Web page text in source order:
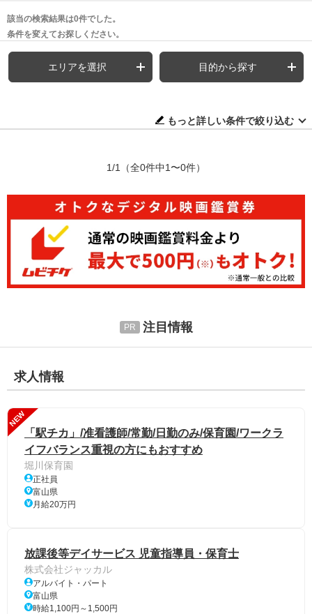
該当の検索結果は0件でした。
条件を変えてお探しください。
エリアを選択 目的から探す
もっと詳しい条件で絞り込む
1/1 （全0件中1〜0件）
注目情報
求人情報
NEW
「駅チカ」/准看護師/常勤/日勤のみ/保育園/ワークラ
イフバランス重視の方にもおすすめ
堀川保育園
正社員
富山県
月給20万円
放課後等デイサービス 児童指導員・保育士
株式会社ジャッカル
アルバイト・パート
富山県
時給1,100円～1,500円